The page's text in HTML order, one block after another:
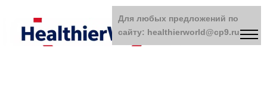
Для любых предложений по
сайту: healthierworld@cp9.ru